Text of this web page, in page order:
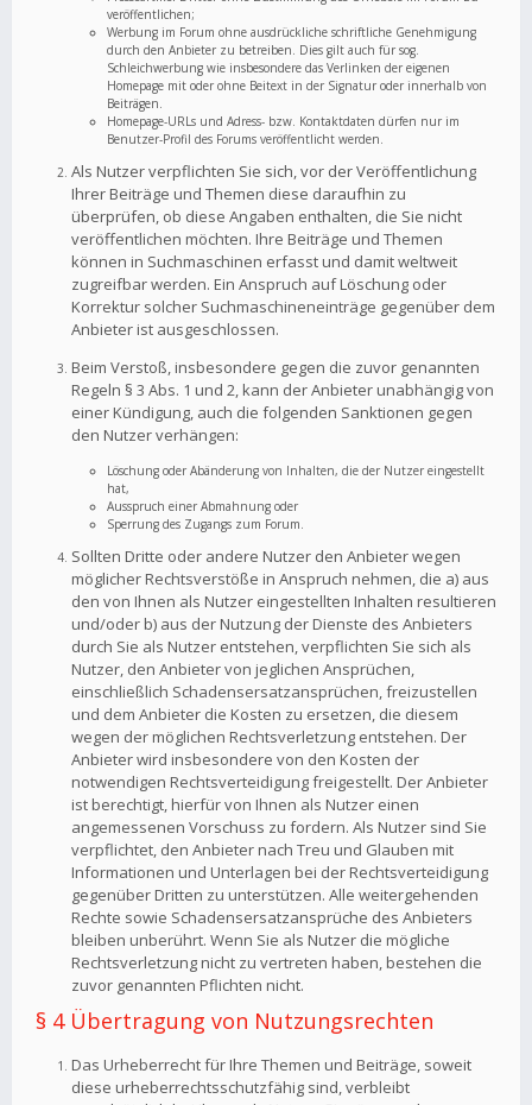
veröffentlichen;
Werbung im Forum ohne ausdrückliche schriftliche Genehmigung
durch den Anbieter zu betreiben. Dies gilt auch für sog.
Schleichwerbung wie insbesondere das Verlinken der eigenen
Homepage mit oder ohne Beitext in der Signatur oder innerhalb von
Beiträgen.
Homepage-URLs und Adress- bzw. Kontaktdaten dürfen nur im
Benutzer-Profil des Forums veröffentlicht werden.
Als Nutzer verpflichten Sie sich, vor der Veröffentlichung
Ihrer Beiträge und Themen diese daraufhin zu
überprüfen, ob diese Angaben enthalten, die Sie nicht
veröffentlichen möchten. Ihre Beiträge und Themen
können in Suchmaschinen erfasst und damit weltweit
zugreifbar werden. Ein Anspruch auf Löschung oder
Korrektur solcher Suchmaschineneinträge gegenüber dem
Anbieter ist ausgeschlossen.
Beim Verstoß, insbesondere gegen die zuvor genannten
Regeln § 3 Abs. 1 und 2, kann der Anbieter unabhängig von
einer Kündigung, auch die folgenden Sanktionen gegen
den Nutzer verhängen:
Löschung oder Abänderung von Inhalten, die der Nutzer eingestellt
hat,
Ausspruch einer Abmahnung oder
Sperrung des Zugangs zum Forum.
Sollten Dritte oder andere Nutzer den Anbieter wegen
möglicher Rechtsverstöße in Anspruch nehmen, die a) aus
den von Ihnen als Nutzer eingestellten Inhalten resultieren
und/oder b) aus der Nutzung der Dienste des Anbieters
durch Sie als Nutzer entstehen, verpflichten Sie sich als
Nutzer, den Anbieter von jeglichen Ansprüchen,
einschließlich Schadensersatzansprüchen, freizustellen
und dem Anbieter die Kosten zu ersetzen, die diesem
wegen der möglichen Rechtsverletzung entstehen. Der
Anbieter wird insbesondere von den Kosten der
notwendigen Rechtsverteidigung freigestellt. Der Anbieter
ist berechtigt, hierfür von Ihnen als Nutzer einen
angemessenen Vorschuss zu fordern. Als Nutzer sind Sie
verpflichtet, den Anbieter nach Treu und Glauben mit
Informationen und Unterlagen bei der Rechtsverteidigung
gegenüber Dritten zu unterstützen. Alle weitergehenden
Rechte sowie Schadensersatzansprüche des Anbieters
bleiben unberührt. Wenn Sie als Nutzer die mögliche
Rechtsverletzung nicht zu vertreten haben, bestehen die
zuvor genannten Pflichten nicht.
§ 4 Übertragung von Nutzungsrechten
Das Urheberrecht für Ihre Themen und Beiträge, soweit
diese urheberrechtsschutzfähig sind, verbleibt